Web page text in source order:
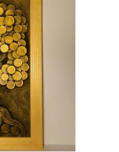
Аппликации для
Поделки для детей
Поделки из пластилина